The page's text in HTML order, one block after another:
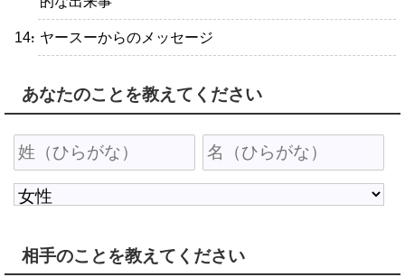
・ヤースーからのメッセージ
あなたのことを教えてください
相手のことを教えてください